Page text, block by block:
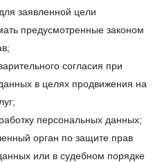
заявленной цели
предусмотренные законом
согласия при
в целях продвижения на
персональных данных;
орган по защите прав
или в судебном порядке